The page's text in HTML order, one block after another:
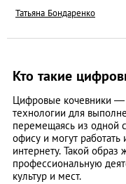
Татьяна Бондаренко
Кто такие
Цифровые кочевники —
технологии для
перемещаясь из одной
офису и могут работать
интернету. Такой
профессиональную
культур и мест.